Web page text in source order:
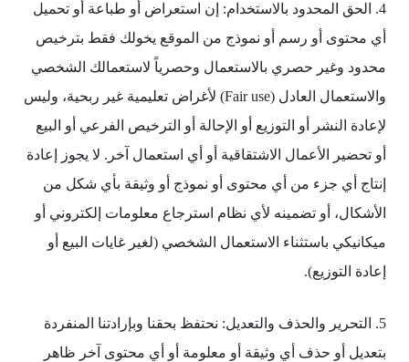
4. الحق المحدود بالاستخدام: إن استعراض أو طباعة أو تحميل
أي محتوى أو رسم أو نموذج من الموقع يخولك فقط بترخيص
محدود وغير حصري بالاستعمال وحصرياً لاستعمالك الشخصي
والاستعمال العادل (Fair use) لأغراض تعليمية غير ربحية، وليس
لإعادة النشر أو التوزيع أو الإحالة أو الترخيص الفرعي أو البيع
أو تحضير الأعمال الاشتقاقية أو أي استعمال آخر. لا يجوز إعادة
إنتاج أي جزء من أي محتوى أو نموذج أو وثيقة بأي شكل من
الأشكال، أو تضمينه لأي نظام استرجاع معلومات إلكتروني أو
ميكانيكي باستثناء الاستعمال الشخصي (لغير غايات البيع أو
إعادة التوزيع).
5. التحرير والحذف والتعديل: نحتفظ بحقنا وبإرادتنا المنفردة
بتعديل أو حذف أي وثيقة أو معلومة أو أي محتوى آخر ظاهر